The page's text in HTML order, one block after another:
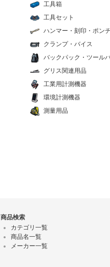
工具箱
工具セット
ハンマー・刻印・ポンチ
クランプ・バイス
バックパック・ツール
グリス関連用品
工業用計測機器
環境計測機器
測量用品
商品検索
カテゴリ一覧
商品名一覧
メーカー一覧